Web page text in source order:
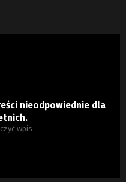
nieodpowiednie dla
wpis